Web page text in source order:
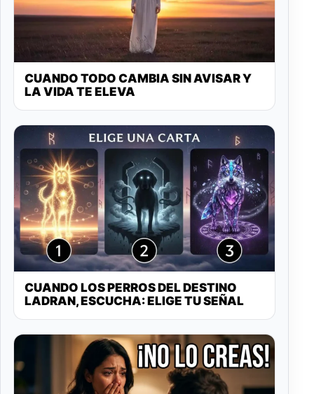
CUANDO TODO CAMBIA SIN AVISAR Y
LA VIDA TE ELEVA
CUANDO LOS PERROS DEL DESTINO
LADRAN, ESCUCHA: ELIGE TU SEÑAL